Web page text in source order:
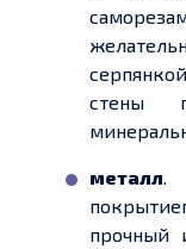
стены
металл.
прочный